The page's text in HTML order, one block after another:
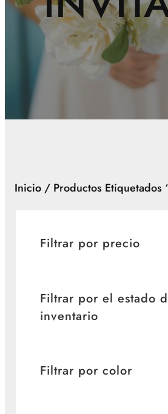
Inicio/ Productos Etiquetados
Filtrar por precio
Filtrar por el estado
inventario
Filtrar por color